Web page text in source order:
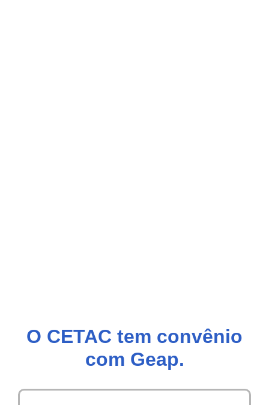
O CETAC tem convênio
com Geap.